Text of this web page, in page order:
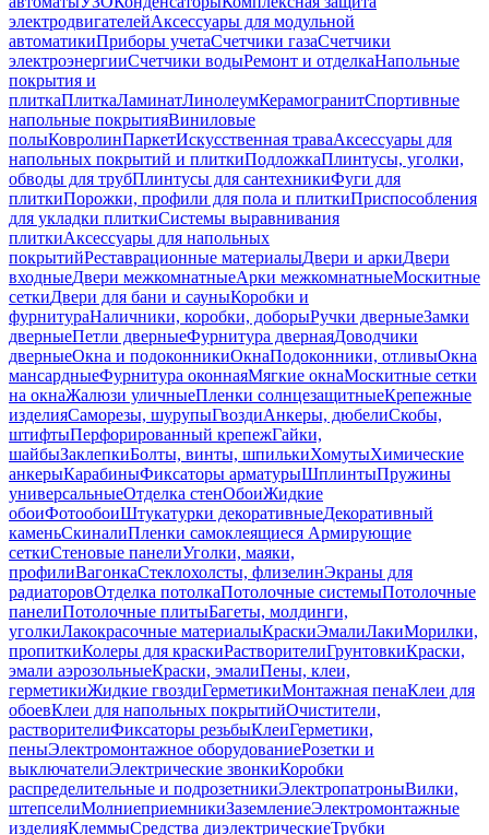
электродвигателейАксессуары для модульной
автоматикиПриборы учетаСчетчики газаСчетчики
электроэнергииСчетчики водыРемонт и отделкаНапольные
покрытия и
плиткаПлиткаЛаминатЛинолеумКерамогранитСпортивные
напольные покрытияВиниловые
полыКовролинПаркетИскусственная траваАксессуары для
напольных покрытий и плиткиПодложкаПлинтусы, уголки,
обводы для трубПлинтусы для сантехникиФуги для
плиткиПорожки, профили для пола и плиткиПриспособления
для укладки плиткиСистемы выравнивания
плиткиАксессуары для напольных
покрытийРеставрационные материалыДвери и аркиДвери
входныеДвери межкомнатныеАрки межкомнатныеМоскитные
сеткиДвери для бани и сауныКоробки и
фурнитураНаличники, коробки, доборыРучки дверныеЗамки
дверныеПетли дверныеФурнитура двернаяДоводчики
дверныеОкна и подоконникиОкнаПодоконники, отливыОкна
мансардныеФурнитура оконнаяМягкие окнаМоскитные сетки
на окнаЖалюзи уличныеПленки солнцезащитныеКрепежные
изделияСаморезы, шурупыГвоздиАнкеры, дюбелиСкобы,
штифтыПерфорированный крепежГайки,
шайбыЗаклепкиБолты, винты, шпилькиХомутыХимические
анкерыКарабиныФиксаторы арматурыШплинтыПружины
универсальныеОтделка стенОбоиЖидкие
обоиФотообоиШтукатурки декоративныеДекоративный
каменьСкиналиПленки самоклеящиеся Армирующие
сеткиСтеновые панелиУголки, маяки,
профилиВагонкаСтеклохолсты, флизелинЭкраны для
радиаторовОтделка потолкаПотолочные системыПотолочные
панелиПотолочные плитыБагеты, молдинги,
уголкиЛакокрасочные материалыКраскиЭмалиЛакиМорилки,
пропиткиКолеры для краскиРастворителиГрунтовкиКраски,
эмали аэрозольныеКраски, эмалиПены, клеи,
герметикиЖидкие гвоздиГерметикиМонтажная пенаКлеи для
обоевКлеи для напольных покрытийОчистители,
растворителиФиксаторы резьбыКлеиГерметики,
пеныЭлектромонтажное оборудованиеРозетки и
выключателиЭлектрические звонкиКоробки
распределительные и подрозетникиЭлектропатроныВилки,
штепселиМолниеприемникиЗаземлениеЭлектромонтажные
изделияКлеммыСредства диэлектрическиеТрубки